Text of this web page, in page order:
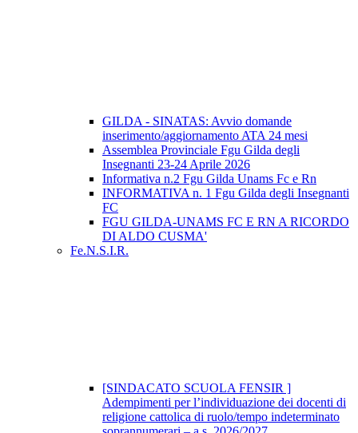
GILDA - SINATAS: Avvio domande
inserimento/aggiornamento ATA 24 mesi
Assemblea Provinciale Fgu Gilda degli
Insegnanti 23-24 Aprile 2026
Informativa n.2 Fgu Gilda Unams Fc e Rn
INFORMATIVA n. 1 Fgu Gilda degli Insegnanti
FC
FGU GILDA-UNAMS FC E RN A RICORDO
DI ALDO CUSMA'
Fe.N.S.I.R.
[SINDACATO SCUOLA FENSIR ]
Adempimenti per l’individuazione dei docenti di
religione cattolica di ruolo/tempo indeterminato